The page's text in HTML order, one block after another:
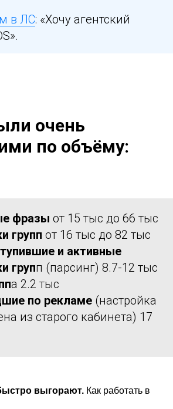
в ЛС: «Хочу агентский
очень
по объёму:
фразы от 15 тыс до 66 тыс
групп от 16 тыс до 82 тыс
и активные
групп (парсинг) 8.7-12 тыс
а 2.2 тыс
по рекламе (настройка
из старого кабинета) 17
выгорают. Как работать в